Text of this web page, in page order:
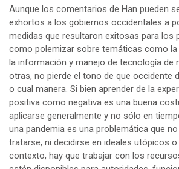
Aunque los comentarios de Han pueden
exhortos a los gobiernos occidentales a
medidas que resultaron exitosas para los
como polemizar sobre temáticas como la
la información y manejo de tecnología de
otras, no pierde el tono de que occidente
o cual manera. Si bien aprender de la
positiva como negativa es una buena
aplicarse generalmente y no sólo en
una pandemia es una problemática que
tratarse, ni decidirse en ideales utópicos
contexto, hay que trabajar con los